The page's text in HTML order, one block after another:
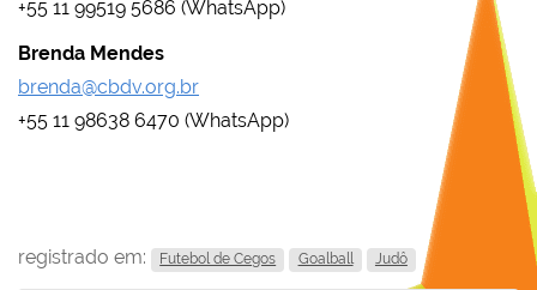
+55 11 99519 5686 (WhatsApp)
Brenda Mendes
brenda@cbdv.org.br
+55 11 98638 6470 (WhatsApp)
registrado em: Futebol de Cegos Goalball Judô